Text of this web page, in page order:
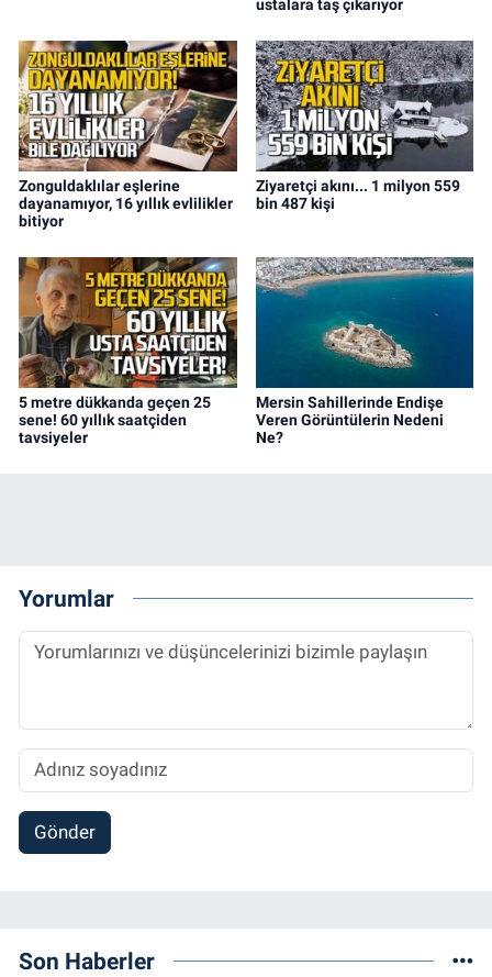
ustalara taş çıkarıyor
Zonguldaklılar eşlerine
dayanamıyor, 16 yıllık evlilikler
bitiyor
Ziyaretçi akını... 1 milyon 559
bin 487 kişi
5 metre dükkanda geçen 25
sene! 60 yıllık saatçiden
tavsiyeler
Mersin Sahillerinde Endişe
Veren Görüntülerin Nedeni
Ne?
Yorumlar
Gönder
Son Haberler